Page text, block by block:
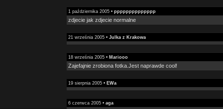
1 października 2005 • pppppppppppppp
zdjecie jak zdjecie normalne
21 września 2005 • Julka z Krakowa
18 września 2005 • Mariooo
Zajefajnie zrobiona fotka.Jest naprawde cool!
19 sierpnia 2005 • EWa
6 czerwca 2005 • aga